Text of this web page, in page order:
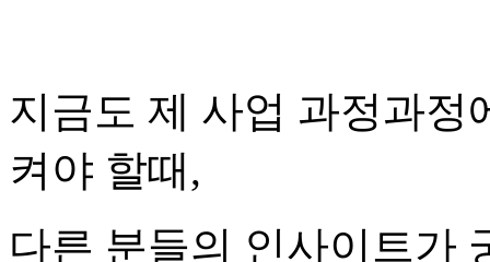
지금도 제 사업 과정과정
켜야 할때,
다른 분들의 인사이트가